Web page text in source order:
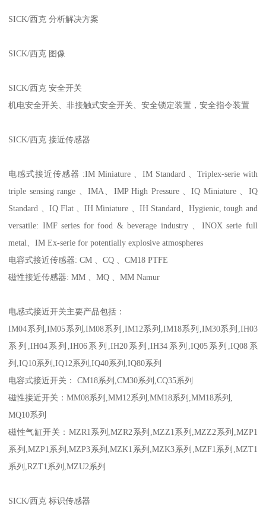
SICK/西克 分析解决方案
SICK/西克 图像
SICK/西克 安全开关
机电安全开关、非接触式安全开关、安全锁定装置，安全指令装置
SICK/西克 接近传感器
电感式接近传感器 :IM Miniature 、IM Standard 、Triplex-serie with
triple sensing range 、IMA、IMP High Pressure 、IQ Miniature 、IQ
Standard 、IQ Flat 、IH Miniature 、IH Standard、Hygienic, tough and
versatile: IMF series for food & beverage industry 、INOX serie full
metal、IM Ex-serie for potentially explosive atmospheres
电容式接近传感器: CM 、CQ 、CM18 PTFE
磁性接近传感器: MM 、MQ 、MM Namur
电感式接近开关主要产品包括：
IM04系列,IM05系列,IM08系列,IM12系列,IM18系列,IM30系列,IH03
系列,IH04系列,IH06系列,IH20系列,IH34系列,IQ05系列,IQ08系
列,IQ10系列,IQ12系列,IQ40系列,IQ80系列
电容式接近开关： CM18系列,CM30系列,CQ35系列
磁性接近开关：MM08系列,MM12系列,MM18系列,MM18系列,
MQ10系列
磁性气缸开关：MZR1系列,MZR2系列,MZZ1系列,MZZ2系列,MZP1
系列,MZP1系列,MZP3系列,MZK1系列,MZK3系列,MZF1系列,MZT1
系列,RZT1系列,MZU2系列
SICK/西克 标识传感器